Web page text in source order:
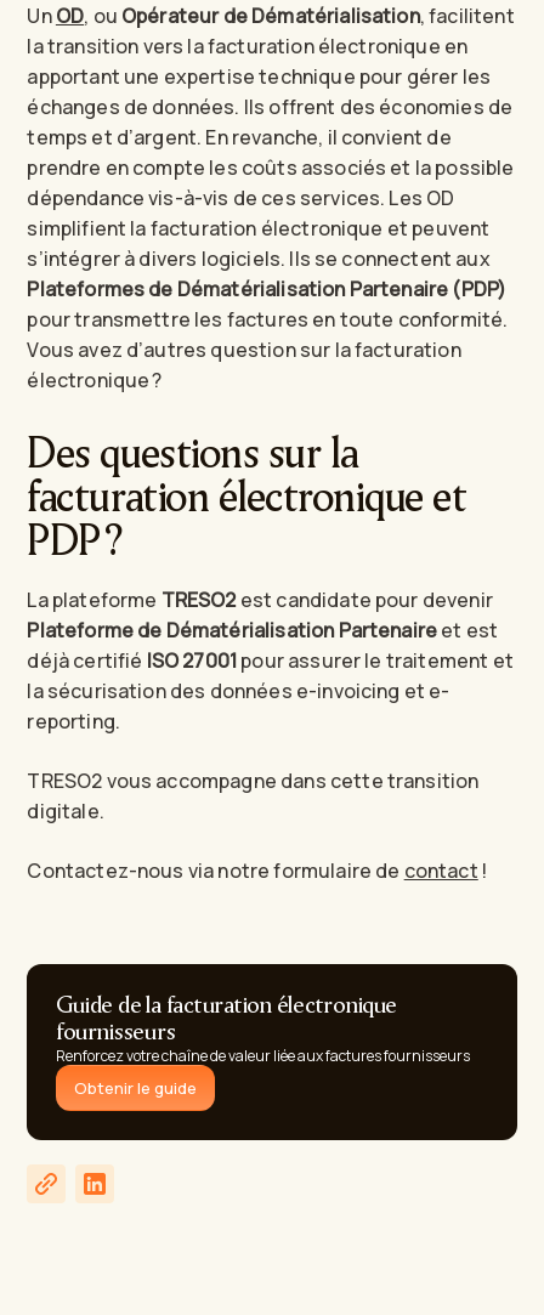
UnOD, ou Opérateur de Dématérialisation, facilitent
la transition vers la facturation électronique en
apportant une expertise technique pour gérer les
échanges de données. Ils offrent des économies de
temps et d’argent. En revanche, il convient de
prendre en compte les coûts associés et la possible
dépendance vis-à-vis de ces services. Les OD
simplifient la facturation électronique et peuvent
s’intégrer à divers logiciels. Ils se connectent aux
Plateformes de Dématérialisation Partenaire (PDP)
pour transmettre les factures en toute conformité.
Vous avez d’autres question sur la facturation
électronique ?
Des questions sur la
facturation électronique et
PDP ?
La plateforme TRESO2est candidate pour devenir
Plateforme de Dématérialisation Partenaireet est
déjà certifié ISO 27001pour assurer le traitement et
la sécurisation des données e-invoicing et e-
reporting.
TRESO2 vous accompagne dans cette transition
digitale.
Contactez-nous via notre formulaire de contact !
Guide de la facturation électronique
fournisseurs
Renforcez votre chaîne de valeur liée aux factures fournisseurs
Obtenir le guide